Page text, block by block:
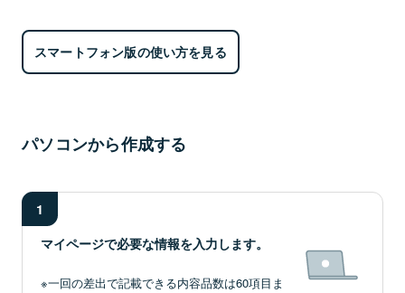
スマートフォン版の使い方を見る
パソコンから作成する
1
マイページで必要な情報を入力します。
※一回の差出で記載できる内容品数は60項目ま